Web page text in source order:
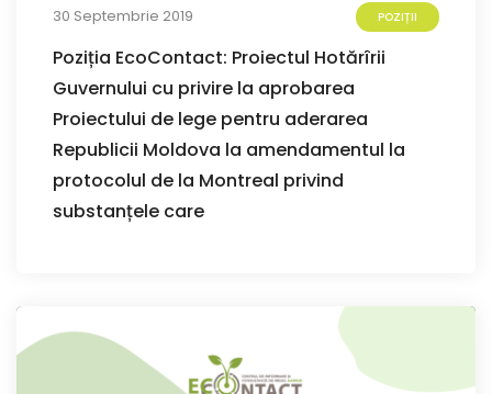
30 Septembrie 2019 POZIȚII
Poziția EcoContact: Proiectul Hotărîrii
Guvernului cu privire la aprobarea
Proiectului de lege pentru aderarea
Republicii Moldova la amendamentul la
protocolul de la Montreal privind
substanțele care